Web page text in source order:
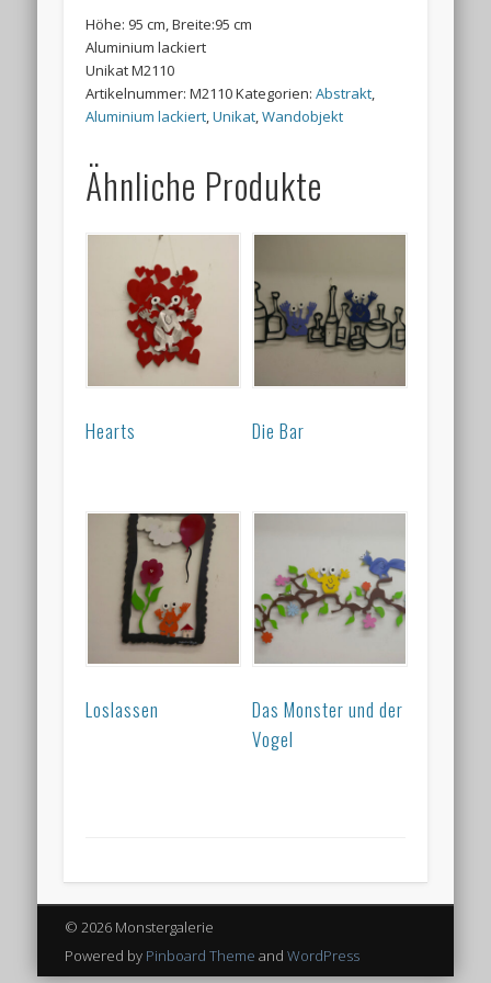
Höhe: 95 cm, Breite:95 cm
Aluminium lackiert
Unikat M2110
Artikelnummer:M2110Kategorien:Abstrakt,
Aluminium lackiert,Unikat,Wandobjekt
Ähnliche Produkte
Hearts Die Bar
Loslassen
Das Monster und der
Vogel
© 2026 Monstergalerie
Powered by Pinboard Theme and WordPress